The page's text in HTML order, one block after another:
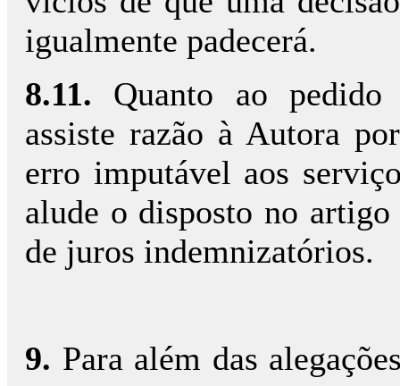
igualmente padecerá.
8.11. Quanto ao
assiste razão à Autora
erro imputável aos
alude o disposto no
de juros indemnizatórios.
9. Para além das